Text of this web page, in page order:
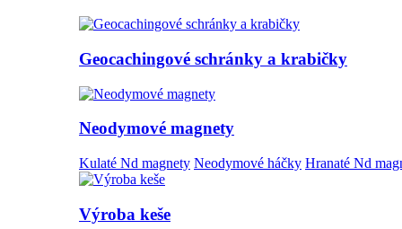
Geocachingové schránky a krabičky
Neodymové magnety
Kulaté Nd magnety Neodymové háčky Hranaté Nd
Výroba keše